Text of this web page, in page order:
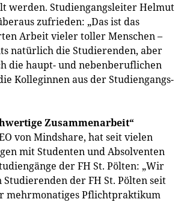
werden. Studiengangsleiter Helmut
zufrieden: „Das ist das
Arbeit vieler toller Menschen –
natürlich die Studierenden, aber
die haupt- und nebenberuflichen
Kolleginnen aus der Studiengangs-
Zusammenarbeit“
von Mindshare, hat seit vielen
mit Studenten und Absolventen
der FH St. Pölten: „Wir
der FH St. Pölten seit
mehrmonatiges Pflichtpraktikum